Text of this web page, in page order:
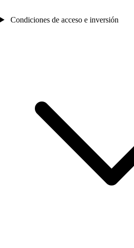
Condiciones de acceso e inversión